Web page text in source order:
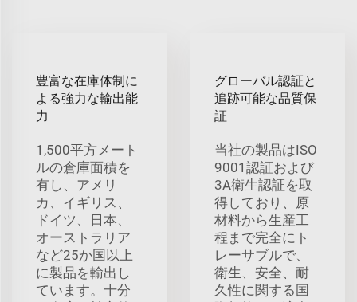
豊富な在庫体制に
よる強力な輸出能
力
1,500平方メート
ルの倉庫面積を
有し、アメリ
カ、イギリス、
ドイツ、日本、
オーストラリア
など25か国以上
に製品を輸出し
ています。十分
グローバル認証と
追跡可能な品質保
証
当社の製品はISO
9001認証および
3A衛生認証を取
得しており、原
材料から生産工
程まで完全にト
レーサブルで、
衛生、安全、耐
久性に関する国